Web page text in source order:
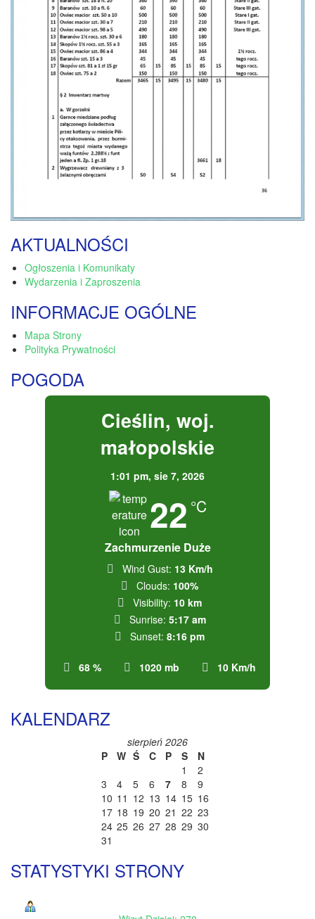
AKTUALNOŚCI
Ogłoszenia i Komunikaty
Wydarzenia i Zaproszenia
INFORMACJE OGÓLNE
Mapa Strony
Polityka Prywatności
POGODA
Cieślin, woj.
małopolskie
1:01 pm, sie 7, 2026
22 °C
Zachmurzenie Duże
68 % 1020 mb 10 Km/h
Wind Gust: 13 Km/h
Clouds: 100%
Visibility: 10 km
Sunrise: 5:17 am
Sunset: 8:16 pm
KALENDARZ
sierpień 2026
P
W Ś C P S
N
1
2
3
4 5 6 7 8
9
10 11 12 13 14 15 16
17 18 19 20 21 22 23
24 25 26 27 28 29 30
31
STATYSTYKI STRONY